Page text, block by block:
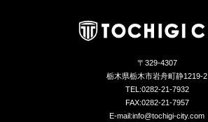
〒329-4307
栃木県栃木市岩舟町静1219-2
TEL:0282-21-7932
FAX:0282-21-7957
E-mail:info@tochigi-city.com